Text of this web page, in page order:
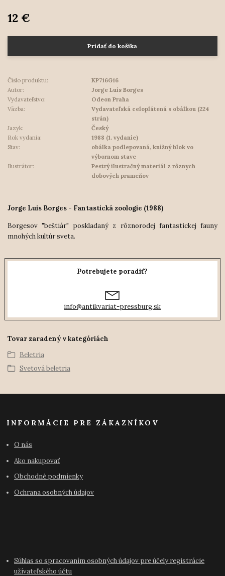
12 €
Pridať do košíka
Číslo produktu:
KP716G16
Autor:
Jorge Luis Borges
Vydavateľstvo:
Odeon Praha
Väzba:
Vydavateľská celoplátená s obálkou (224
strán)
Jazyk:
Český
Rok vydania:
1988 (1. vydanie)
Stav:
obálka podlepovaná, knižný blok vo
výbornom stave
Ilustrátor:
Pestrý ilustračný materiál z rôznych
dobových prameňov
Jorge Luis Borges - Fantastická zoologie (1988)
Borgesov "beštiár" poskladaný z rôznorodej fantastickej fauny
mnohých kultúr sveta.
Potrebujete poradiť?
info@antikvariat-pressburg.sk
Tovar zaradený v kategóriách
Beletria
Svetová beletria
INFORMÁCIE PRE ZÁKAZNÍKOV
O nás
Ako nakupovať
Obchodné podmienky
Ochrana osobných údajov
Súhlas so spracovaním osobných údajov pre účely registrácie
užívateľského účtu